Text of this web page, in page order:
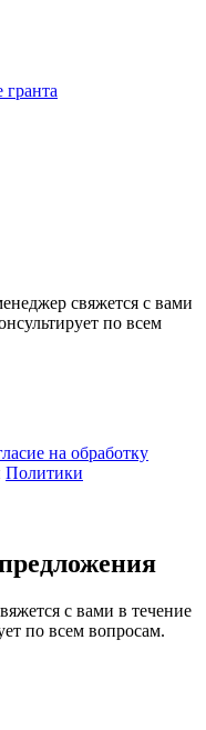
свяжется с вами
по всем
на обработку
Политики
с вами в течение
по всем вопросам.